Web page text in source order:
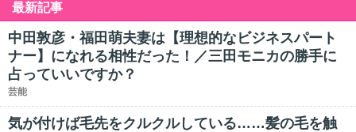
最新記事
中田敦彦・福田萌夫妻は【理想的なビジネスパート
ナー】になれる相性だった！／三田モニカの勝手に
占っていいですか？
芸能
気が付けば毛先をクルクルしている……髪の毛を触